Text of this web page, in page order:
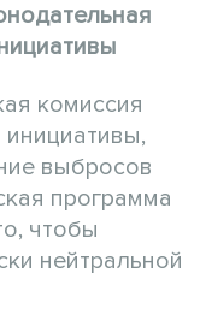
комиссия
выбросов
программа
чтобы
нейтральной